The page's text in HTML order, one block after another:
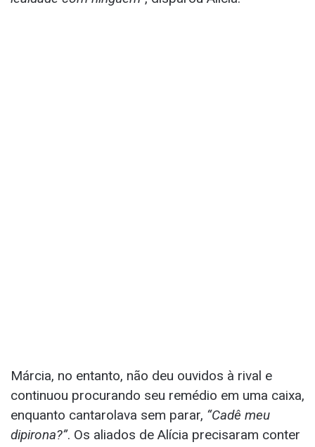
Márcia, no entanto, não deu ouvidos à rival e
continuou procurando seu remédio em uma caixa,
enquanto cantarolava sem parar, “Cadê meu
dipirona?”. Os aliados de Alícia precisaram conter